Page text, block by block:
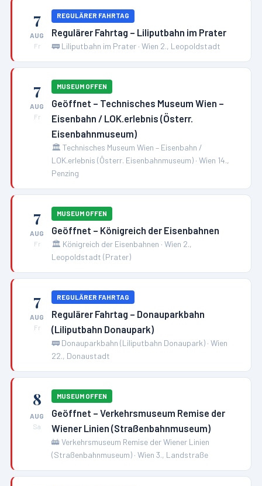
7
AUG
Fr
REGULÄRER FAHRTAG
Regulärer Fahrtag – Liliputbahn im Prater
🚃 Liliputbahn im Prater ·Wien 2., Leopoldstadt
7
AUG
Fr
MUSEUM OFFEN
Geöffnet – Technisches Museum Wien –
Eisenbahn / LOK.erlebnis (Österr.
Eisenbahnmuseum)
🏛️ Technisches Museum Wien – Eisenbahn /
LOK.erlebnis (Österr. Eisenbahnmuseum) ·Wien 14.,
Penzing
7
AUG
Fr
MUSEUM OFFEN
Geöffnet – Königreich der Eisenbahnen
🏛️ Königreich der Eisenbahnen ·Wien 2.,
Leopoldstadt (Prater)
7
AUG
Fr
REGULÄRER FAHRTAG
Regulärer Fahrtag – Donauparkbahn
(Liliputbahn Donaupark)
🚃 Donauparkbahn (Liliputbahn Donaupark) ·Wien
22., Donaustadt
8
AUG
Sa
MUSEUM OFFEN
Geöffnet – Verkehrsmuseum Remise der
Wiener Linien (Straßenbahnmuseum)
🚋 Verkehrsmuseum Remise der Wiener Linien
(Straßenbahnmuseum) ·Wien 3., Landstraße